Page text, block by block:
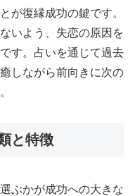
が復縁成功の鍵です。
いよう、失恋の原因を
す。占いを通じて過去
しながら前向きに次の
と特徴
ぶかが成功への大きな